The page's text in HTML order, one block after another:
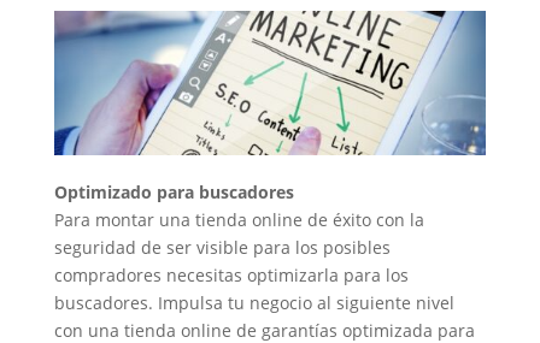
Optimizado para buscadores
Para montar una tienda online de éxito con la
seguridad de ser visible para los posibles
compradores necesitas optimizarla para los
buscadores. Impulsa tu negocio al siguiente nivel
con una tienda online de garantías optimizada para